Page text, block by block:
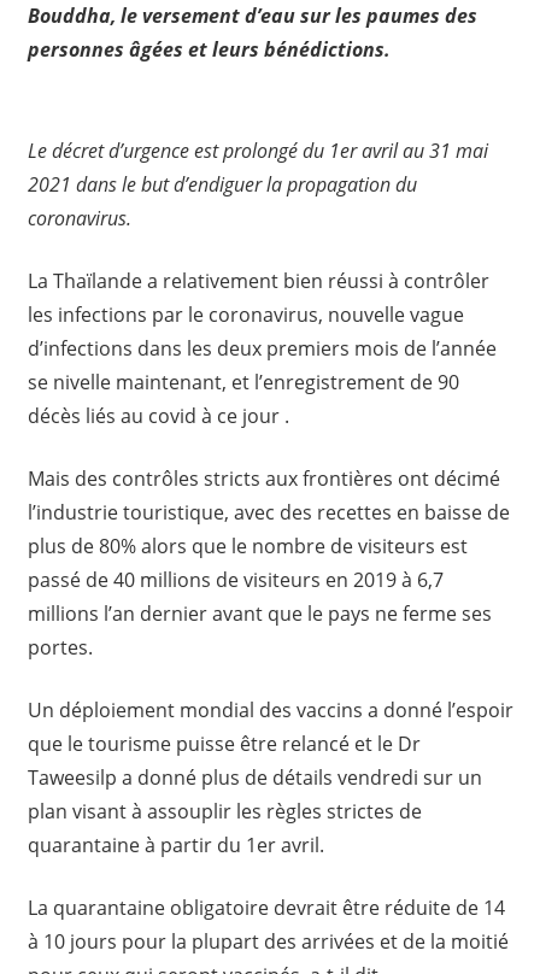
Bouddha, le versement d’eau sur les paumes des
personnes âgées et leurs bénédictions.
Le décret d’urgence est prolongé du 1er avril au 31 mai
2021 dans le but d’endiguer la propagation du
coronavirus.
La Thaïlande a relativement bien réussi à contrôler
les infections par le coronavirus, nouvelle vague
d’infections dans les deux premiers mois de l’année
se nivelle maintenant, et l’enregistrement de 90
décès liés au covid à ce jour .
Mais des contrôles stricts aux frontières ont décimé
l’industrie touristique, avec des recettes en baisse de
plus de 80% alors que le nombre de visiteurs est
passé de 40 millions de visiteurs en 2019 à 6,7
millions l’an dernier avant que le pays ne ferme ses
portes.
Un déploiement mondial des vaccins a donné l’espoir
que le tourisme puisse être relancé et le Dr
Taweesilp a donné plus de détails vendredi sur un
plan visant à assouplir les règles strictes de
quarantaine à partir du 1er avril.
La quarantaine obligatoire devrait être réduite de 14
à 10 jours pour la plupart des arrivées et de la moitié